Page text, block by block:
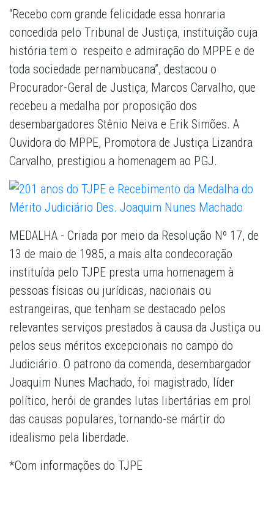
“Recebo com grande felicidade essa honraria
concedida pelo Tribunal de Justiça, instituição cuja
história tem o respeito e admiração do MPPE e de
toda sociedade pernambucana”, destacou o
Procurador-Geral de Justiça, Marcos Carvalho, que
recebeu a medalha por proposição dos
desembargadores Stênio Neiva e Erik Simões. A
Ouvidora do MPPE, Promotora de Justiça Lizandra
Carvalho, prestigiou a homenagem ao PGJ.
MEDALHA - Criada por meio da Resolução Nº 17, de
13 de maio de 1985, a mais alta condecoração
instituída pelo TJPE presta uma homenagem à
pessoas físicas ou jurídicas, nacionais ou
estrangeiras, que tenham se destacado pelos
relevantes serviços prestados à causa da Justiça ou
pelos seus méritos excepcionais no campo do
Judiciário. O patrono da comenda, desembargador
Joaquim Nunes Machado, foi magistrado, líder
político, herói de grandes lutas libertárias em prol
das causas populares, tornando-se mártir do
idealismo pela liberdade.
*Com informações do TJPE